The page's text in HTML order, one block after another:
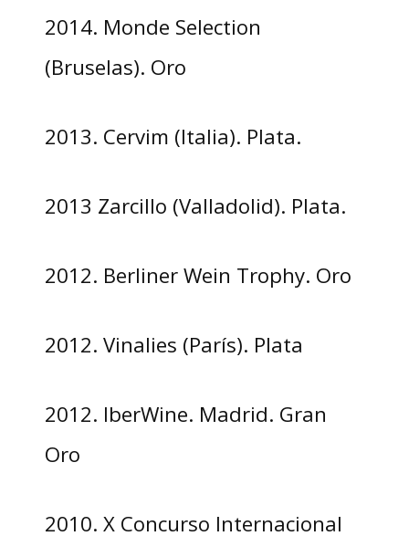
2014. Monde Selection
(Bruselas). Oro
2013. Cervim (Italia). Plata.
2013 Zarcillo (Valladolid). Plata.
2012. Berliner Wein Trophy. Oro
2012. Vinalies (París). Plata
2012. IberWine. Madrid. Gran
Oro
2010. X Concurso Internacional